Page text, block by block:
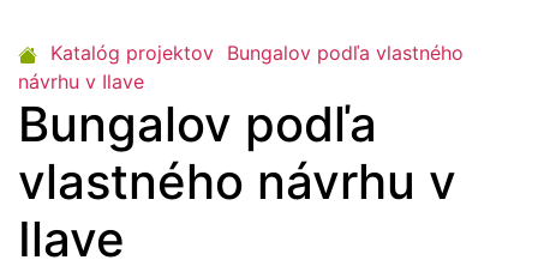
Katalóg projektov Bungalov podľa vlastného
návrhu v Ilave
Bungalov podľa
vlastného návrhu v
Ilave